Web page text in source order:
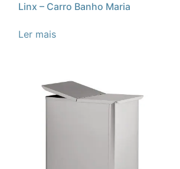
Linx – Carro Banho Maria
Ler mais